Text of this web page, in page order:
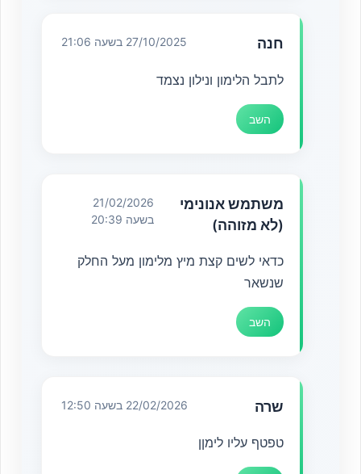
חנה 27/10/2025 בשעה 21:06
לתבל הלימון ונילון נצמד
השב
משתמש אנונימי
(לא מזוהה)
21/02/2026
בשעה 20:39
כדאי לשים קצת מיץ מלימון מעל החלק
שנשאר
השב
שרה 22/02/2026 בשעה 12:50
טפטף עליו לימןן